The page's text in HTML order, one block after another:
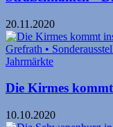
20.11.2020
Die Kirmes
10.10.2020